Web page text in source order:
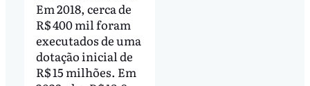
Em 2018, cerca de
R$ 400 mil foram
executados de uma
dotação inicial de
R$ 15 milhões. Em